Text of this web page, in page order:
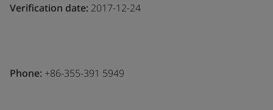
Verification date: 2017-12-24
Phone: +86-355-391 5949